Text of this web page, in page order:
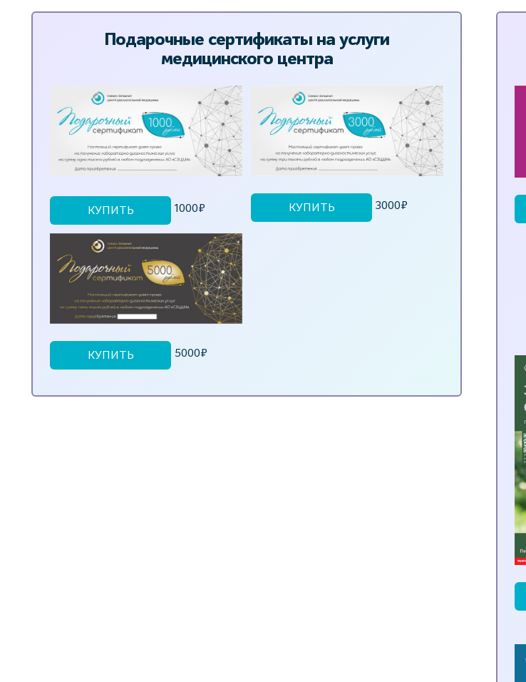
Подарочные сертификаты на услуги
медицинского центра
КУПИТЬ 1000₽ КУПИТЬ 3000₽
КУПИТЬ 5000₽